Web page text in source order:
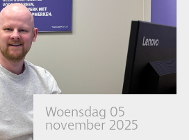
Woensdag 05
november 2025